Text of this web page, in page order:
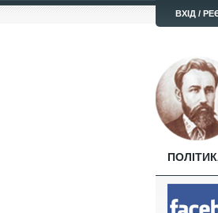
ВХІД /